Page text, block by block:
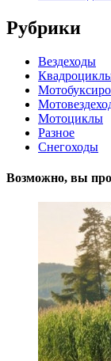
Рубрики
Вездеходы
Мотоциклы
Разное
Снегоходы
Возможно, вы